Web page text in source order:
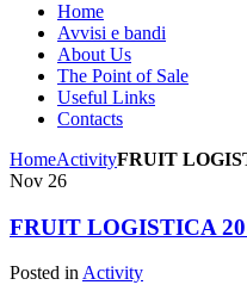
Home
Avvisi e bandi
About Us
The Point of Sale
Useful Links
Contacts
HomeActivityFRUIT
Nov 26
FRUIT LOGISTICA
Posted inActivity